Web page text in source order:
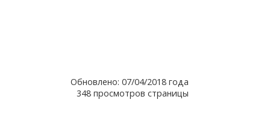
Обновлено: 07/04/2018 года
348 просмотров страницы